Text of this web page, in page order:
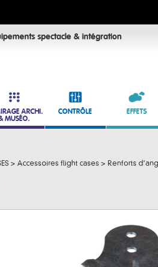
spectacle & intégration
ARCHI.
MUSÉO.
CONTRÔLE EFFETS
> Accessoires flight cases > Renforts